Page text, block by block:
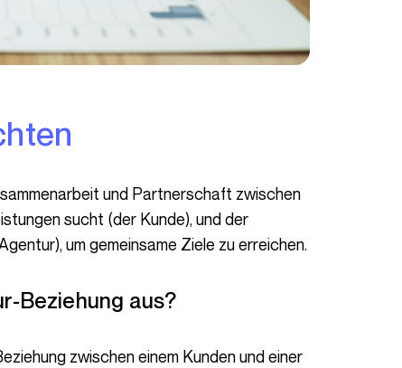
sucht (der Kunde), und der
um gemeinsame Ziele zu erreichen.
Beziehung aus?